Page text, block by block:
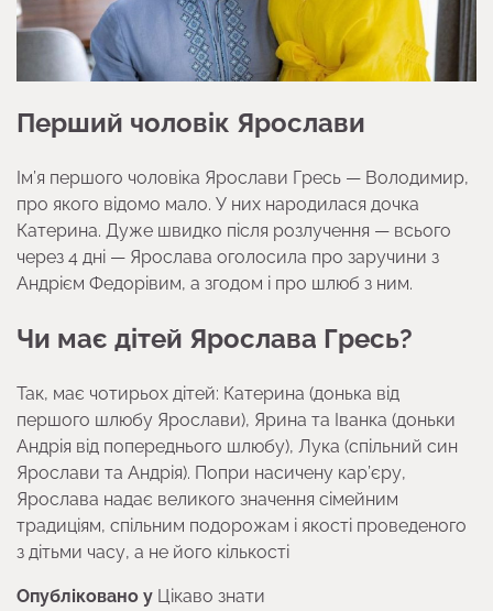
Перший чоловік Ярослави
Ім’я першого чоловіка Ярослави Гресь — Володимир,
про якого відомо мало. У них народилася дочка
Катерина. Дуже швидко після розлучення — всього
через 4 дні — Ярослава оголосила про заручини з
Андрієм Федорівим, а згодом і про шлюб з ним.
Чи має дітей Ярослава Гресь?
Так, має чотирьох дітей: Катерина (донька від
першого шлюбу Ярослави), Ярина та Іванка (доньки
Андрія від попереднього шлюбу), Лука (спільний син
Ярослави та Андрія). Попри насичену кар’єру,
Ярослава надає великого значення сімейним
традиціям, спільним подорожам і якості проведеного
з дітьми часу, а не його кількості
Опубліковано у Цікаво знати